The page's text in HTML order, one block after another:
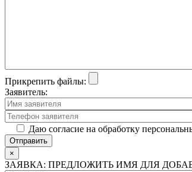
Прикрепить файлы:
Заявитель:
Даю согласие на обработку
×
ЗАЯВКА: ПРЕДЛОЖИТЬ ИМЯ ДЛЯ